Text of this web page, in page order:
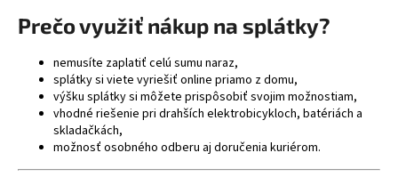
Prečo využiť nákup na splátky?
nemusíte zaplatiť celú sumu naraz,
splátky si viete vyriešiť online priamo z domu,
výšku splátky si môžete prispôsobiť svojim možnostiam,
vhodné riešenie pri drahších elektrobicykloch, batériách a
skladačkách,
možnosť osobného odberu aj doručenia kuriérom.